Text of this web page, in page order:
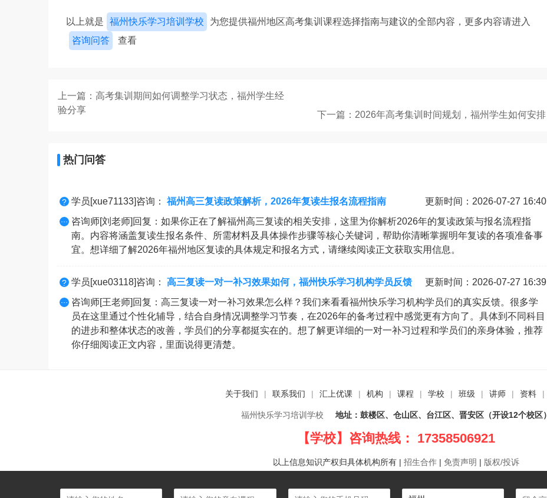
以上就是 福州快乐学习培训学校
为您提供福州地区高考集训课程选择指南与建议的全部内容，更多内容请进入
咨询问答
查看
上一篇：高考集训期间如何调整学习状态，福州学生经
验分享
下一篇：2026年高考集训时间规划，福州学生如何安排
热门问答
? 学员[xue71133]咨询： 福州高三复读政策解析，2026年复读生报名流程指南 更新时间：2026-07-27 16:40
... 咨询师[刘老师]回复：如果你正在了解福州高三复读的相关安排，这里为你解析2026年的复读政策与报名流程指
南。内容将涵盖复读生报名条件、所需材料及具体操作步骤等核心关键词，帮助你清晰掌握明年复读的各项准备事
宜。想详细了解2026年福州地区复读的具体规定和报名方式，请继续阅读正文获取实用信息。
? 学员[xue03118]咨询： 高三复读一对一补习效果如何，福州快乐学习机构学员反馈 更新时间：2026-07-27 16:39
... 咨询师[王老师]回复：高三复读一对一补习效果怎么样？我们来看看福州快乐学习机构学员们的真实反馈。很多学
员在这里通过个性化辅导，结合自身情况调整学习节奏，在2026年的备考过程中感觉更有方向了。具体到不同科目
的进步和整体状态的改善，学员们的分享都挺实在的。想了解更详细的一对一补习过程和学员们的亲身体验，推荐
你仔细阅读正文内容，里面说得更清楚。
关于我们 | 联系我们 | 汇上优课 | 机构 | 课程 | 学校 | 班级 | 讲师 | 资料 |
福州快乐学习培训学校 地址：鼓楼区、仓山区、台江区、晋安区（开设12个校区）
【学校】咨询热线： 17358506921
以上信息知识产权归具体机构所有 | 招生合作 | 免责声明 | 版权/投诉